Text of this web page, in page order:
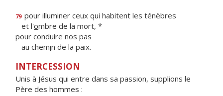
79 pour illuminer ceux qui habitent les ténèbres
et l'ombre de la mort, *
pour conduire nos pas
au chemin de la paix.
INTERCESSION
Unis à Jésus qui entre dans sa passion, supplions le
Père des hommes :